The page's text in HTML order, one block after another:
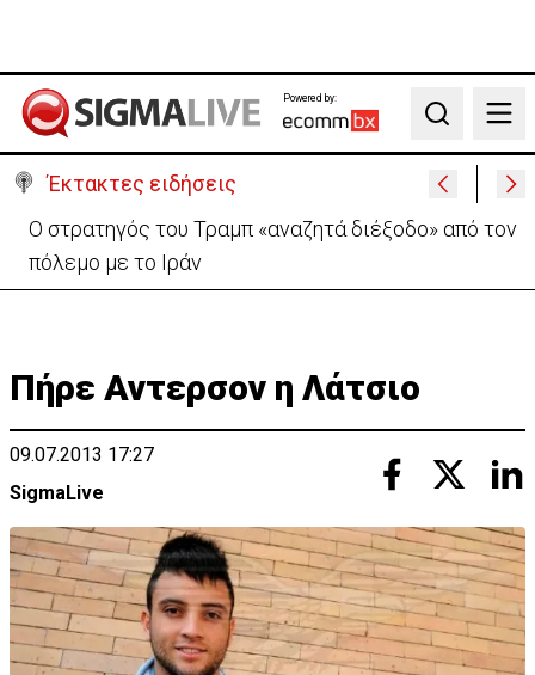
Powered by:
Search
Έκτακτες ειδήσεις
Ο στρατηγός του Τραμπ «αναζητά διέξοδο» από τον
πόλεμο με το Ιράν
Πήρε Αντερσον η Λάτσιο
09.07.2013 17:27
SigmaLive